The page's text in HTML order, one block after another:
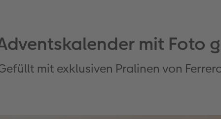
mit Foto
mit exklusiven Pralinen von